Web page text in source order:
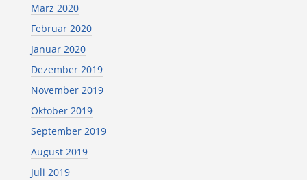
März 2020
Februar 2020
Januar 2020
Dezember 2019
November 2019
Oktober 2019
September 2019
August 2019
Juli 2019